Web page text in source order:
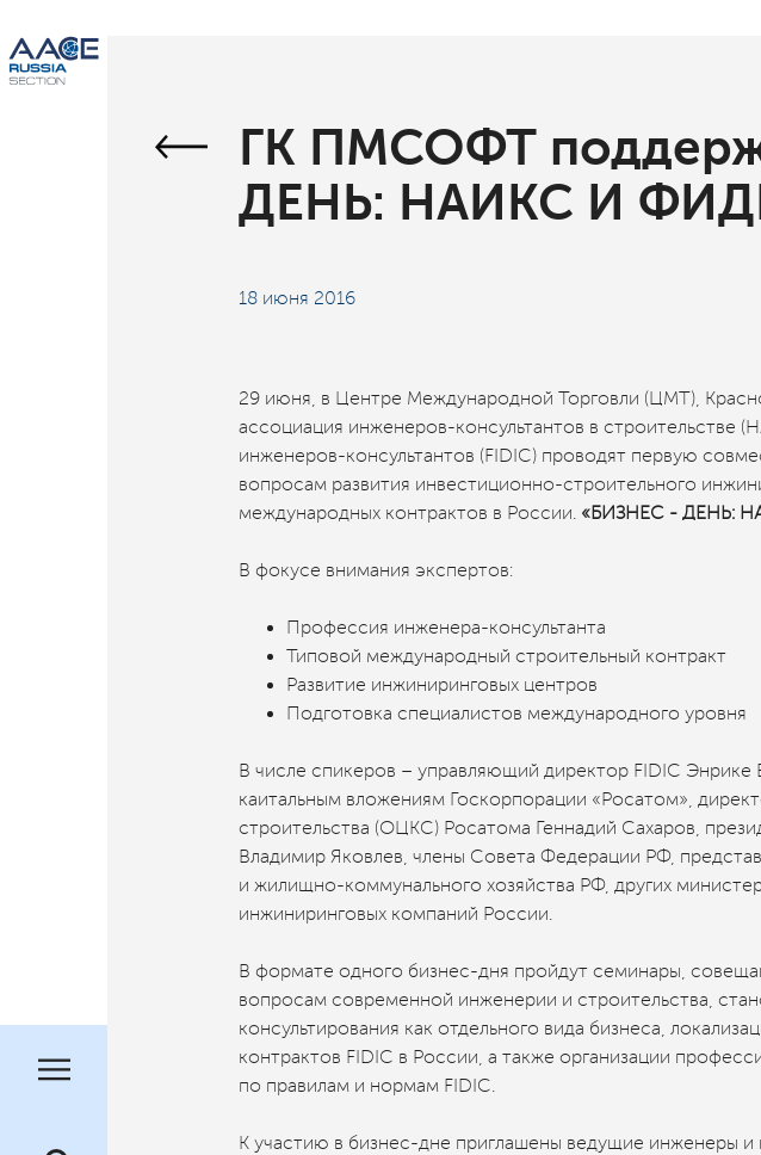
ГК ПМСОФТ
ДЕНЬ: НАИКС И
18 июня 2016
29 июня, в Центре Международной Торговли (ЦМТ),
ассоциация инженеров-консультантов в строительстве
инженеров-консультантов (FIDIC) проводят первую
вопросам развития инвестиционно-строительного
международных контрактов в России. «БИЗНЕС - ДЕНЬ:
В фокусе внимания экспертов:
Профессия инженера-консультанта
Типовой международный строительный контракт
Развитие инжиниринговых центров
Подготовка специалистов международного уровня
В числе спикеров – управляющий директор FIDIC
каитальным вложениям Госкорпорации «Росатом»,
строительства (ОЦКС) Росатома Геннадий Сахаров,
Владимир Яковлев, члены Совета Федерации РФ,
и жилищно-коммунального хозяйства РФ, других
инжиниринговых компаний России.
В формате одного бизнес-дня пройдут семинары,
вопросам современной инженерии и строительства,
консультирования как отдельного вида бизнеса,
контрактов FIDIC в России, а также организации
по правилам и нормам FIDIC.
К участию в бизнес-дне приглашены ведущие инженеры и